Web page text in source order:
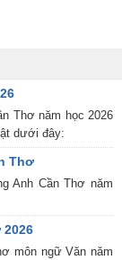
Thơ năm học 2026
dưới đây:
Thơ
Anh Cần Thơ năm
môn ngữ Văn năm